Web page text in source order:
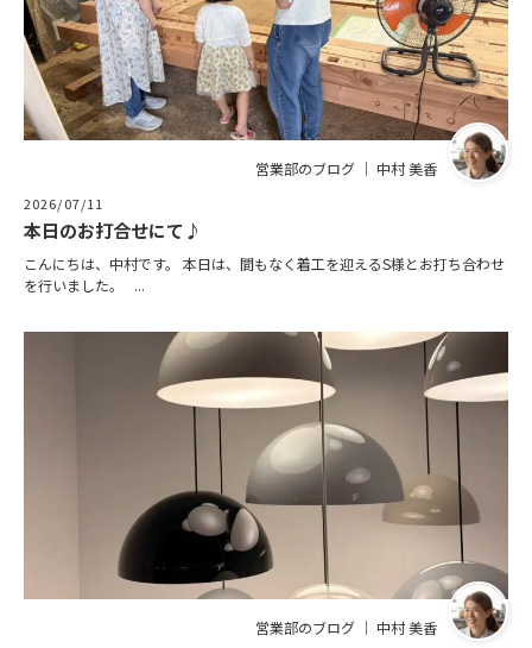
営業部のブログ ｜ 中村 美香
2026/07/11
本日のお打合せにて♪
こんにちは、中村です。 本日は、間もなく着工を迎えるS様とお打ち合わせ
を行いました。 ...
営業部のブログ ｜ 中村 美香